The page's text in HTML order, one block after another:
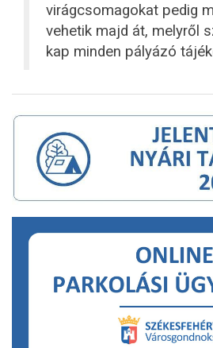
virágcsomagokat pedig
vehetik majd át, melyről
kap minden pályázó